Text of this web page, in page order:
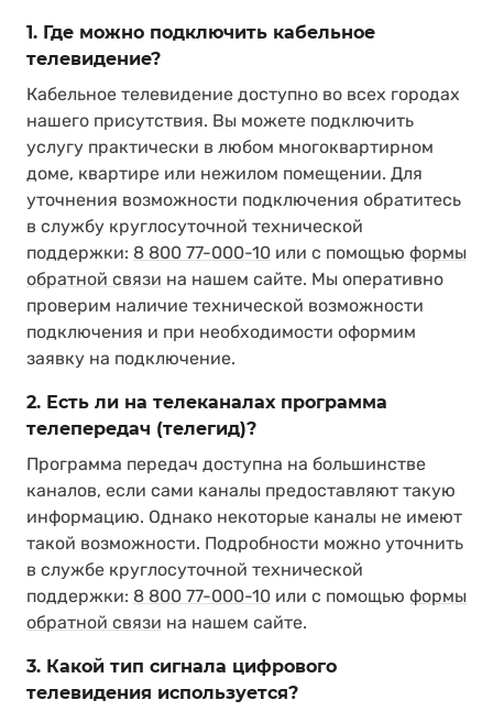
1. Где можно подключить кабельное
телевидение?
Кабельное телевидение доступно во всех городах
нашего присутствия. Вы можете подключить
услугу практически в любом многоквартирном
доме, квартире или нежилом помещении. Для
уточнения возможности подключения обратитесь
в службу круглосуточной технической
поддержки: 8 800 77-000-10 или с помощью формы
обратной связи на нашем сайте. Мы оперативно
проверим наличие технической возможности
подключения и при необходимости оформим
заявку на подключение.
2. Есть ли на телеканалах программа
телепередач (телегид)?
Программа передач доступна на большинстве
каналов, если сами каналы предоставляют такую
информацию. Однако некоторые каналы не имеют
такой возможности. Подробности можно уточнить
в службе круглосуточной технической
поддержки: 8 800 77-000-10 или с помощью формы
обратной связи на нашем сайте.
3. Какой тип сигнала цифрового
телевидения используется?